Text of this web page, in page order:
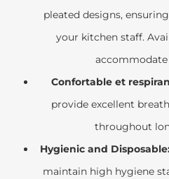
pleated designs,
your kitchen staff.
accommodate
Confortable et
provide excellent
throughout
Hygienic and
maintain high hygiene